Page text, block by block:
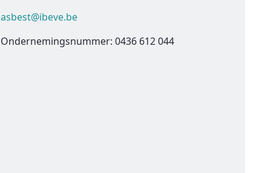
asbest@ibeve.be
Ondernemingsnummer: 0436 612 044